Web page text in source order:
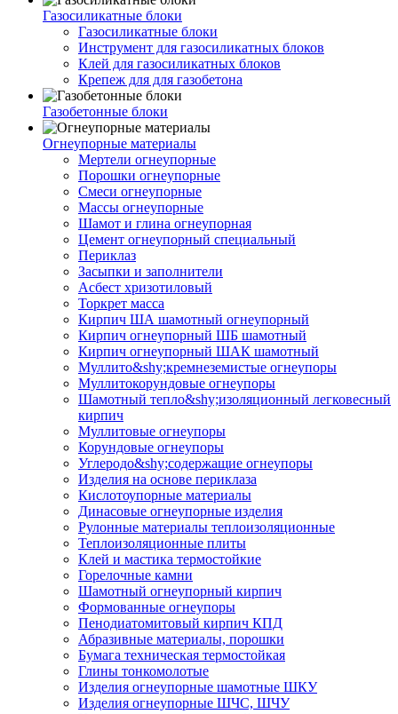
Газосиликатные блоки
Газосиликатные блоки
Инструмент для газосиликатных блоков
Клей для газосиликатных блоков
Крепеж для для газобетона
Газобетонные блоки
Огнеупорные материалы
Мертели огнеупорные
Порошки огнеупорные
Смеси огнеупорные
Массы огнеупорные
Шамот и глина огнеупорная
Цемент огнеупорный специальный
Периклаз
Засыпки и заполнители
Асбест хризотиловый
Торкрет масса
Кирпич ША шамотный огнеупорный
Кирпич огнеупорный ШБ шамотный
Кирпич огнеупорный ШАК шамотный
Муллито&shy;­кремнеземистые огнеупоры
Муллито­корундовые огнеупоры
Шамотный тепло&shy;изоляционный легковесный
кирпич
Муллитовые огнеупоры
Корундовые огнеупоры
Углеродо&shy;содержащие огнеупоры
Изделия на основе периклаза
Кислотоупорные материалы
Динасовые огнеупорные изделия
Рулонные материалы теплоизоляционные
Тепло­изоляционные плиты
Клей и мастика термостойкие
Горелочные камни
Шамотный огнеупорный кирпич
Формованные огнеупоры
Пенодиатомитовый кирпич КПД
Абразивные материалы, порошки
Бумага техническая термостойкая
Глины тонкомолотые
Изделия огнеупорные шамотные ШКУ
Изделия огнеупорные ШЧС, ШЧУ